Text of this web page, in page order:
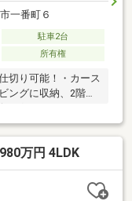
一番町６
駐車2台
所有権
切り可能！・カース
ングに収納、2階各
万円 4LDK